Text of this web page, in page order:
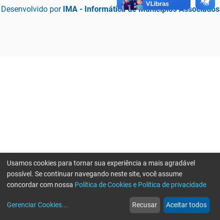
Desenvolvido por IMA - Informática de Municípios Associados
web
Notícias
more_horiz
Mais
Usamos cookies para tornar sua experiência a mais agradável
possível. Se continuar navegando neste site, você assume
concordar com nossa Política de Cookies e Política de privacidade
Gerenciar Cookies... Recusar Aceitar todos
Erro ao enviar informações, por favor tente novamente